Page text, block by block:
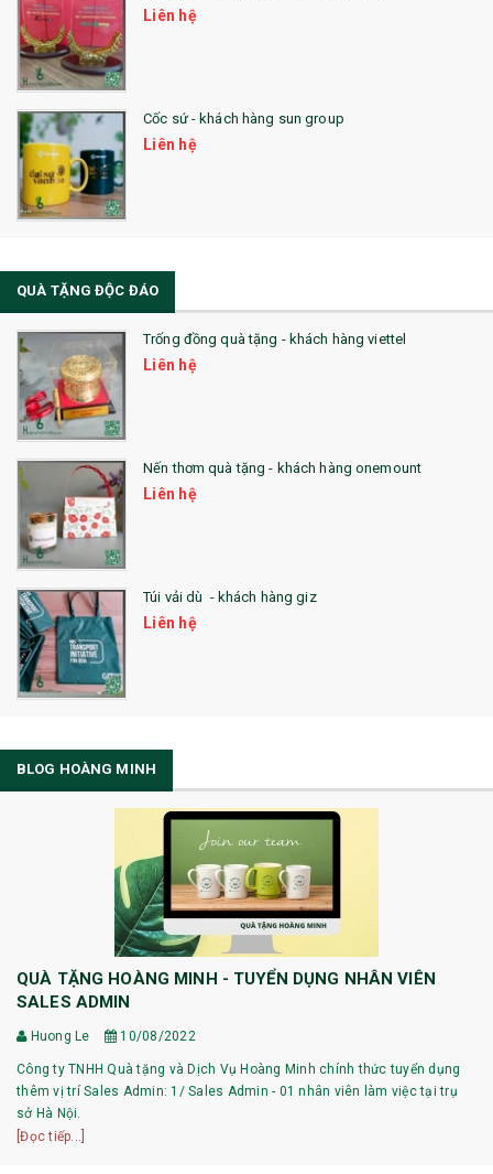
Liên hệ
Cốc sứ - khách hàng sun group
Liên hệ
QUÀ TẶNG ĐỘC ĐÁO
Trống đồng quà tặng - khách hàng viettel
Liên hệ
Nến thơm quà tặng - khách hàng onemount
Liên hệ
Túi vải dù - khách hàng giz
Liên hệ
BLOG HOÀNG MINH
QUÀ TẶNG HOÀNG MINH - TUYỂN DỤNG NHÂN VIÊN
SALES ADMIN
Huong Le 10/08/2022
Công ty TNHH Quà tặng và Dịch Vụ Hoàng Minh chính thức tuyển dụng
thêm vị trí Sales Admin: 1/ Sales Admin - 01 nhân viên làm việc tại trụ
sở Hà Nội.
[Đọc tiếp...]